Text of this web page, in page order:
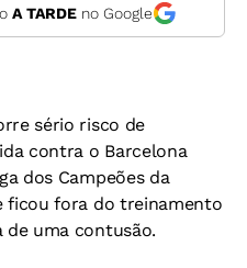
A TARDEno Google
sério risco de
contra o Barcelona
dos Campeões da
ficou fora do treinamento
uma contusão.